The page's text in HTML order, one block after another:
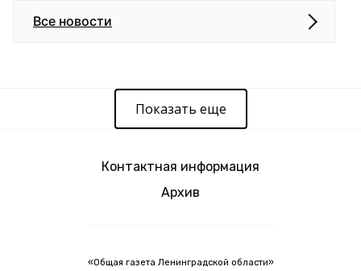
Все новости
Показать еще
Контактная информация
Архив
«Общая газета Ленинградской области»